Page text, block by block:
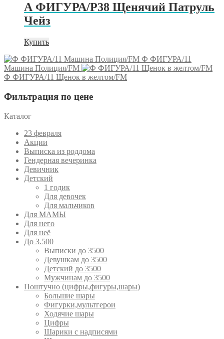
А ФИГУРА/P38 Щенячий Патруль
Чейз
Купить
Ф ФИГУРА/11
Машина Полиция/FM
Ф ФИГУРА/11 Щенок в желтом/FM
Фильтрация по цене
Каталог
23 февраля
Акции
Выписка из роддома
Гендерная вечеринка
Девичник
Детский
1 годик
Для девочек
Для мальчиков
Для МАМЫ
Для него
Для неё
До 3.500
Выписки до 3500
Девушкам до 3500
Детский до 3500
Мужчинам до 3500
Поштучно (цифры,фигуры,шары)
Большие шары
Фигурки,мультгерои
Ходячие шары
Цифры
Шарики с надписями